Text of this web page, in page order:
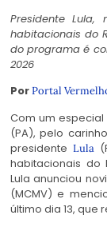
Presidente
habitacionais do
do programa é
2026
PorPortal
Com um
(PA), pelo
presidente Lula
habitacionais do
Lula anunciou
(MCMV) e
último dia 13, que